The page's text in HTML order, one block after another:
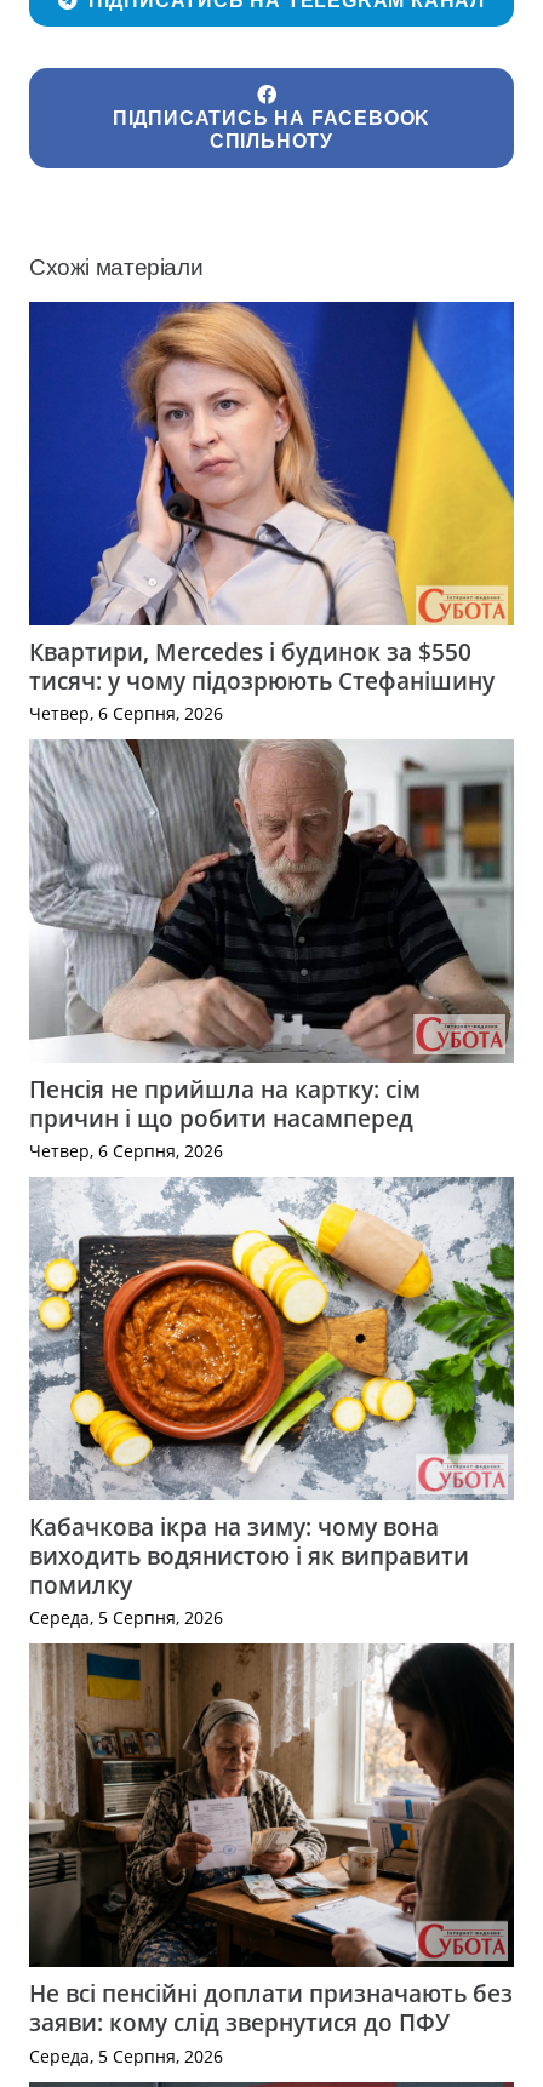
ПІДПИСАТИСЬ НА FACEBOOK
СПІЛЬНОТУ
Схожі матеріали
Квартири, Mercedes і будинок за $550
тисяч: у чому підозрюють Стефанішину
Четвер, 6 Серпня, 2026
Пенсія не прийшла на картку: сім
причин і що робити насамперед
Четвер, 6 Серпня, 2026
Кабачкова ікра на зиму: чому вона
виходить водянистою і як виправити
помилку
Середа, 5 Серпня, 2026
Не всі пенсійні доплати призначають без
заяви: кому слід звернутися до ПФУ
Середа, 5 Серпня, 2026